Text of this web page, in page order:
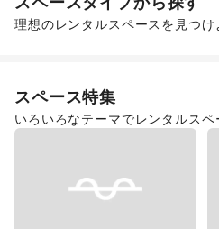
理想のレンタルスペースを見つけ
スペース特集
いろいろなテーマでレンタルスペ